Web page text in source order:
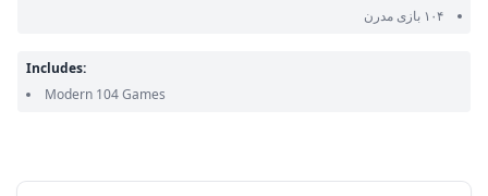
۱۰۴ بازی مدرن
Includes:
Modern 104 Games